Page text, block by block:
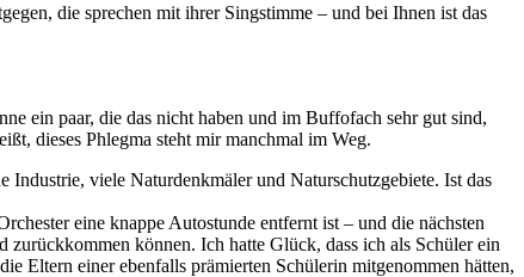
die spre­chen mit ih­rer Sing­stim­me – und bei Ih­nen ist das
ein paar, die das nicht ha­ben und im Buf­fo­fach sehr gut sind,
die­ses Phleg­ma steht mir manch­mal im Weg.
In­dus­trie, vie­le Na­tur­denk­mä­ler und Na­tur­schutz­ge­bie­te. Ist das
eine knap­pe Au­to­stun­de ent­fernt ist – und die nächs­ten
kön­nen. Ich hat­te Glück, dass ich als Schü­ler ein
El­tern ei­ner eben­falls prä­mier­ten Schü­le­rin mit­ge­nom­men hät­ten,